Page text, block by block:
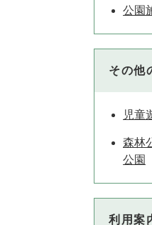
公園
その他
児童
森林
公園
利用案